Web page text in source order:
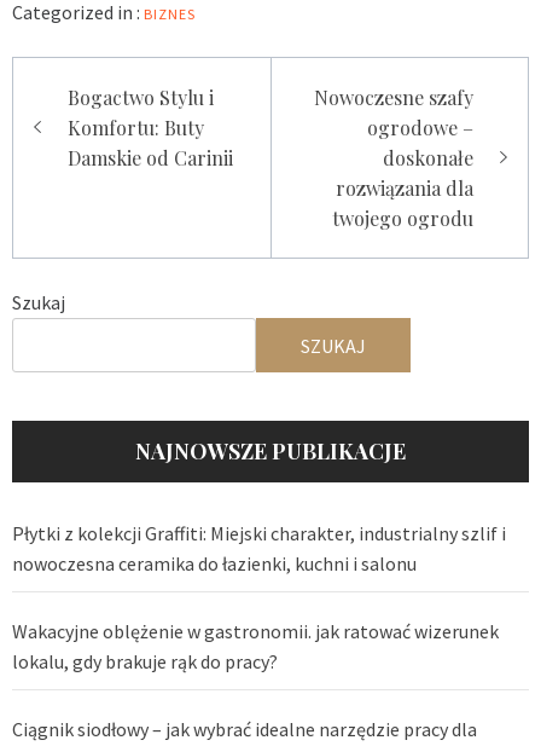
Categorized in : BIZNES
wpisuBogactwo Stylu i
Komfortu: Buty
Damskie od Carinii
Nowoczesne szafy
ogrodowe –
doskonałe
rozwiązania dla
twojego ogrodu
Szukaj
SZUKAJ
NAJNOWSZE PUBLIKACJE
Płytki z kolekcji Graffiti: Miejski charakter, industrialny szlif i
nowoczesna ceramika do łazienki, kuchni i salonu
Wakacyjne oblężenie w gastronomii. jak ratować wizerunek
lokalu, gdy brakuje rąk do pracy?
Ciągnik siodłowy – jak wybrać idealne narzędzie pracy dla